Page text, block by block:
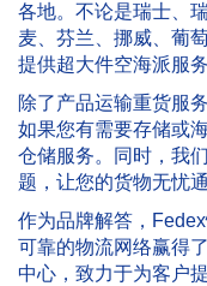
各地。不论是瑞士、
麦、芬兰、挪威、葡
提供超大件空海派服
除了产品运输重货服
如果您有需要存储或
仓储服务。同时，我
题，让您的货物无忧通
作为品牌解答，
可靠的物流网络赢得
中心，致力于为客户